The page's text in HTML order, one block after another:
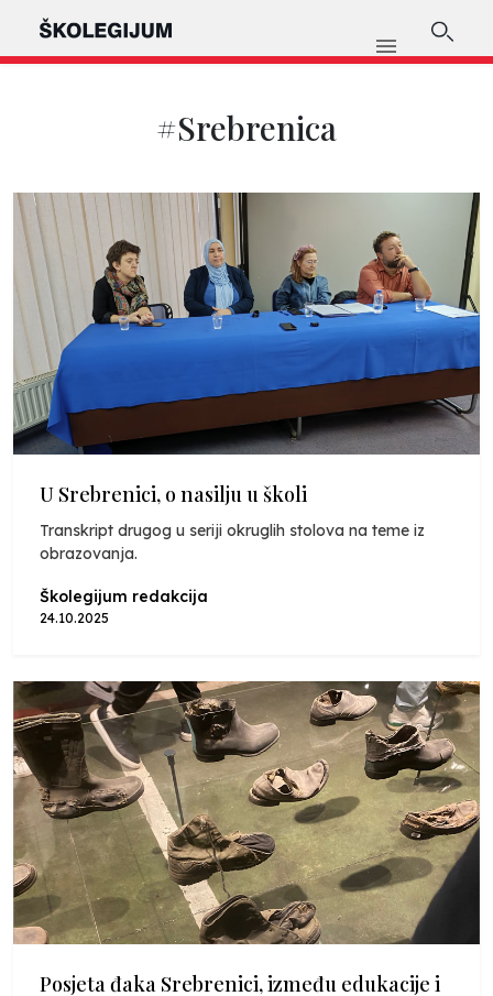
#Srebrenica
U Srebrenici, o nasilju u školi
Transkript drugog u seriji okruglih stolova na teme iz
obrazovanja.
Školegijum redakcija
24.10.2025
Posjeta đaka Srebrenici, između edukacije i